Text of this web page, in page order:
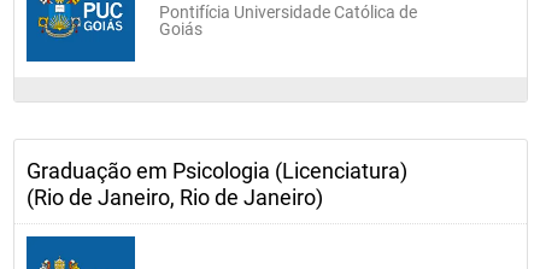
Pontifícia Universidade Católica de
Goiás
Graduação em Psicologia (Licenciatura)
(Rio de Janeiro, Rio de Janeiro)